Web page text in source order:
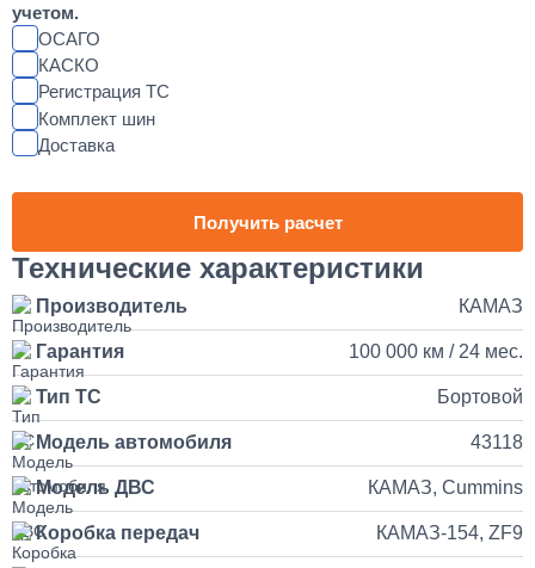
Установка магнитолы и динамиков в КАМАЗ
Наращивание кузова и бортов на КАМАЗ
150 000
от 5 до 10 дней
Установка и подключение рации с антенной на КАМАЗ
35 000
1 день
учетом.
ОСАГО
КАСКО
Регистрация ТС
Комплект шин
Доставка
Получить расчет
Технические характеристики
Производитель КАМАЗ
Гарантия 100 000 км / 24 мес.
Тип ТС Бортовой
Модель автомобиля 43118
Модель ДВС КАМАЗ, Cummins
Коробка передач КАМАЗ-154, ZF9